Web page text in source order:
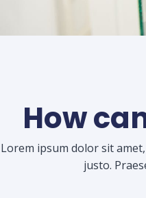
How
Lorem ipsum dolor sit
justo.